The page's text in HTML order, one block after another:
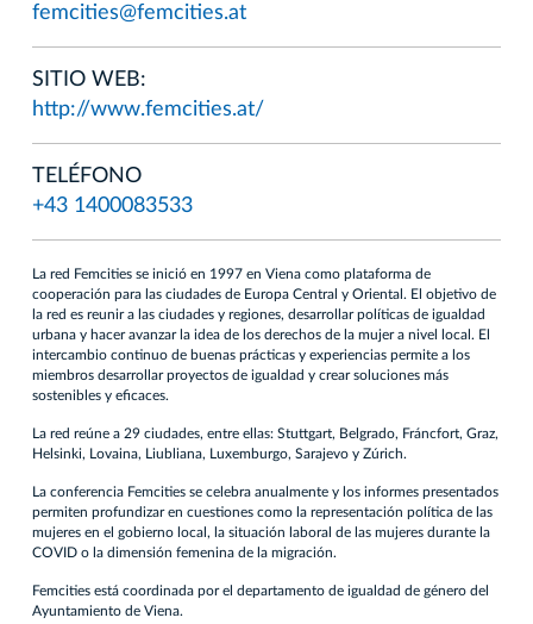
femcities@femcities.at
SITIO WEB:
http://www.femcities.at/
TELÉFONO
+43 1400083533
La red Femcities se inició en 1997 en Viena como plataforma de
cooperación para las ciudades de Europa Central y Oriental. El objetivo de
la red es reunir a las ciudades y regiones, desarrollar políticas de igualdad
urbana y hacer avanzar la idea de los derechos de la mujer a nivel local. El
intercambio continuo de buenas prácticas y experiencias permite a los
miembros desarrollar proyectos de igualdad y crear soluciones más
sostenibles y eficaces.
La red reúne a 29 ciudades, entre ellas: Stuttgart, Belgrado, Fráncfort, Graz,
Helsinki, Lovaina, Liubliana, Luxemburgo, Sarajevo y Zúrich.
La conferencia Femcities se celebra anualmente y los informes presentados
permiten profundizar en cuestiones como la representación política de las
mujeres en el gobierno local, la situación laboral de las mujeres durante la
COVID o la dimensión femenina de la migración.
Femcities está coordinada por el departamento de igualdad de género del
Ayuntamiento de Viena.